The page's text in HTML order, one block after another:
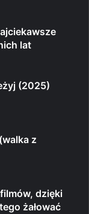
lat
(2025)
z
dzięki
żałować